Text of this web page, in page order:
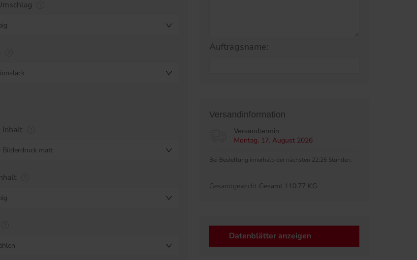
Inhalt
Bilderdruck matt
Auftragsname:
Versandinformation
Versandtermin:
Montag, 17. August 2026
Bei Bestellung innerhalb der nächsten 22:26 Stunden.
Gesamtgewicht Gesamt 110.77 KG
Datenblätter anzeigen